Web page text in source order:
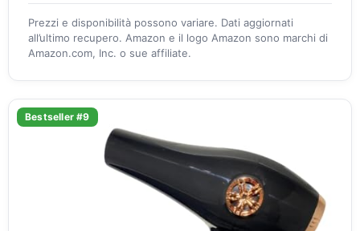
Prezzi e disponibilità possono variare. Dati aggiornati
all’ultimo recupero. Amazon e il logo Amazon sono marchi di
Amazon.com, Inc. o sue affiliate.
Bestseller #9